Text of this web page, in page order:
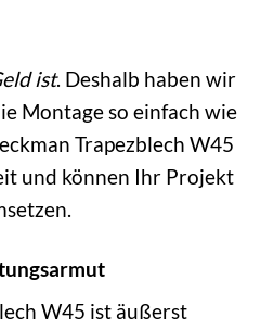
ist. Deshalb haben wir
Montage so einfach wie
Trapezblech W45
und können Ihr Projekt
W45 ist äußerst